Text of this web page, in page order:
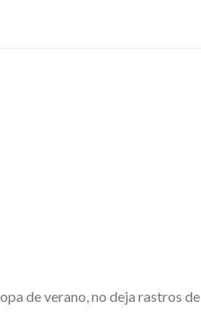
de verano, no deja rastros de